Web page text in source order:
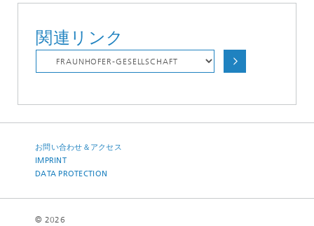
関連リンク
お問い合わせ＆アクセス
IMPRINT
DATA PROTECTION
© 2026